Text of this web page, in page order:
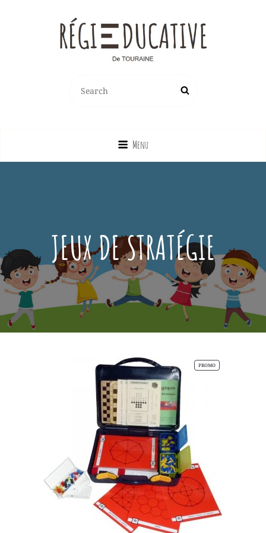
Vente Sur La France Métropolitaine, Ou Emprunt Sur La Touraine, De
for:
Search
Menu
JEUX DE STRATÉGIE
PROMOPRODUIT
EN